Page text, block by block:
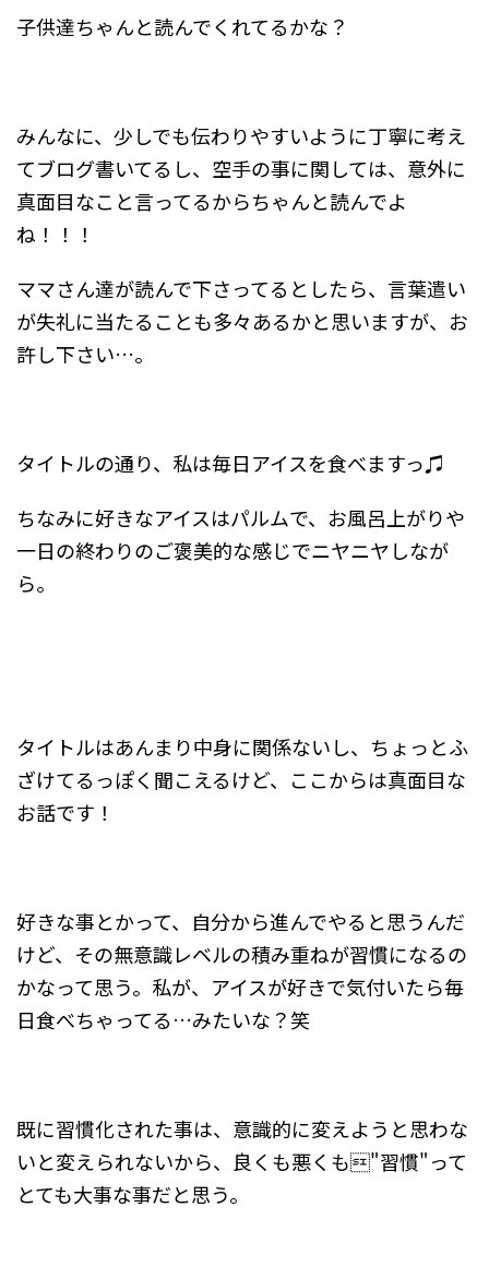
子供達ちゃんと読んでくれてるかな？
みんなに、少しでも伝わりやすいように丁寧に考え
てブログ書いてるし、空手の事に関しては、意外に
真面目なこと言ってるからちゃんと読んでよ
ね！！！
ママさん達が読んで下さってるとしたら、言葉遣い
が失礼に当たることも多々あるかと思いますが、お
許し下さい…。
タイトルの通り、私は毎日アイスを食べますっ♫
ちなみに好きなアイスはパルムで、お風呂上がりや
一日の終わりのご褒美的な感じでニヤニヤしなが
ら。
タイトルはあんまり中身に関係ないし、ちょっとふ
ざけてるっぽく聞こえるけど、ここからは真面目な
お話です！
好きな事とかって、自分から進んでやると思うんだ
けど、その無意識レベルの積み重ねが習慣になるの
かなって思う。私が、アイスが好きで気付いたら毎
日食べちゃってる…みたいな？笑
既に習慣化された事は、意識的に変えようと思わな
いと変えられないから、良くも悪くも"習慣"って
とても大事な事だと思う。